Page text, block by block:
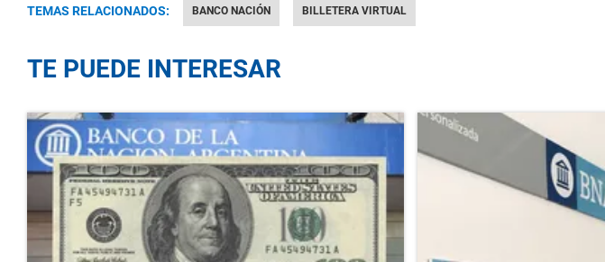
TEMAS RELACIONADOS: BANCO NACIÓN BILLETERA VIRTUAL
TE PUEDE INTERESAR